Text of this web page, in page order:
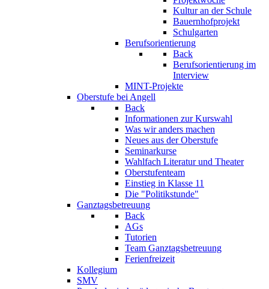
Kultur an der Schule
Bauernhofprojekt
Schulgarten
Berufsorientierung
Back
Berufsorientierung im
Interview
MINT-Projekte
Oberstufe bei Angell
Back
Informationen zur Kurswahl
Was wir anders machen
Neues aus der Oberstufe
Seminarkurse
Wahlfach Literatur und Theater
Oberstufenteam
Einstieg in Klasse 11
Die "Politikstunde"
Ganztagsbetreuung
Back
AGs
Tutorien
Team Ganztagsbetreuung
Ferienfreizeit
Kollegium
SMV